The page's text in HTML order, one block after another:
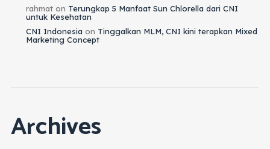
rahmaton Terungkap 5 Manfaat Sun Chlorella dari CNI
untuk Kesehatan
CNI Indonesia on Tinggalkan MLM, CNI kini terapkan Mixed
Marketing Concept
Archives